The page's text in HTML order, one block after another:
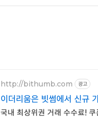
http://bithumb.com 광고
이더리움은 빗썸에서 신규
국내 최상위권 거래 수수료!